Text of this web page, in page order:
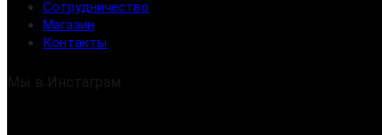
Сотрудничество
Магазин
Контакты